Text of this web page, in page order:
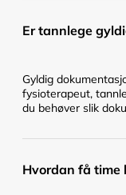
Er tannlege
Gyldig
fysioterapeut,
du behøver slik
Hvordan få time